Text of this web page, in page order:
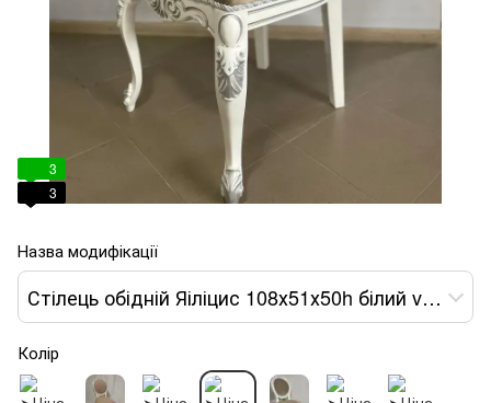
3
3
Назва модифікації
Стілець обідній Яіліцис 108х51х50h білий var 4
Колір